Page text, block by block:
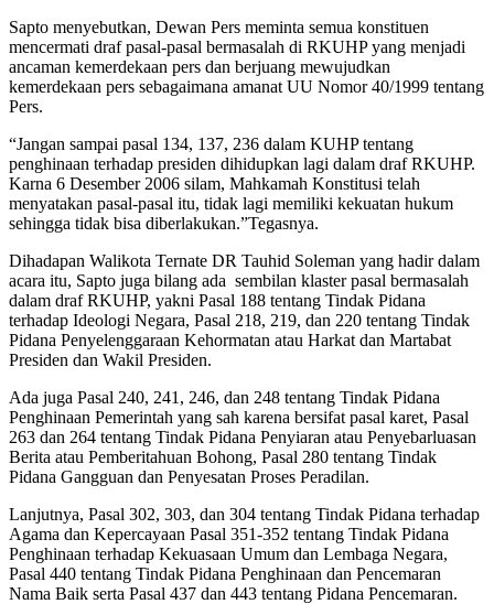
Sapto menyebutkan, Dewan Pers meminta semua konstituen
mencermati draf pasal-pasal bermasalah di RKUHP yang menjadi
ancaman kemerdekaan pers dan berjuang mewujudkan
kemerdekaan pers sebagaimana amanat UU Nomor 40/1999 tentang
Pers.
“Jangan sampai pasal 134, 137, 236 dalam KUHP tentang
penghinaan terhadap presiden dihidupkan lagi dalam draf RKUHP.
Karna 6 Desember 2006 silam, Mahkamah Konstitusi telah
menyatakan pasal-pasal itu, tidak lagi memiliki kekuatan hukum
sehingga tidak bisa diberlakukan.”Tegasnya.
Dihadapan Walikota Ternate DR Tauhid Soleman yang hadir dalam
acara itu, Sapto juga bilang ada sembilan klaster pasal bermasalah
dalam draf RKUHP, yakni Pasal 188 tentang Tindak Pidana
terhadap Ideologi Negara, Pasal 218, 219, dan 220 tentang Tindak
Pidana Penyelenggaraan Kehormatan atau Harkat dan Martabat
Presiden dan Wakil Presiden.
Ada juga Pasal 240, 241, 246, dan 248 tentang Tindak Pidana
Penghinaan Pemerintah yang sah karena bersifat pasal karet, Pasal
263 dan 264 tentang Tindak Pidana Penyiaran atau Penyebarluasan
Berita atau Pemberitahuan Bohong, Pasal 280 tentang Tindak
Pidana Gangguan dan Penyesatan Proses Peradilan.
Lanjutnya, Pasal 302, 303, dan 304 tentang Tindak Pidana terhadap
Agama dan Kepercayaan Pasal 351-352 tentang Tindak Pidana
Penghinaan terhadap Kekuasaan Umum dan Lembaga Negara,
Pasal 440 tentang Tindak Pidana Penghinaan dan Pencemaran
Nama Baik serta Pasal 437 dan 443 tentang Pidana Pencemaran.